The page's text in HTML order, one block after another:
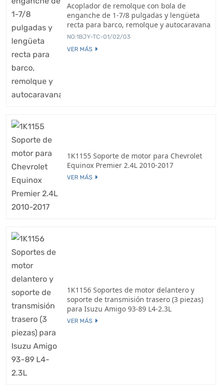
Acoplador de remolque con bola de
enganche de 1-7/8 pulgadas y lengüeta
recta para barco, remolque y autocaravana
NO:1BJY-TC-01/02/03
VER MÁS
1K1155 Soporte de motor para Chevrolet
Equinox Premier 2.4L 2010-2017
VER MÁS
1K1156 Soportes de motor delantero y
soporte de transmisión trasero (3 piezas)
para Isuzu Amigo 93-89 L4-2.3L
VER MÁS